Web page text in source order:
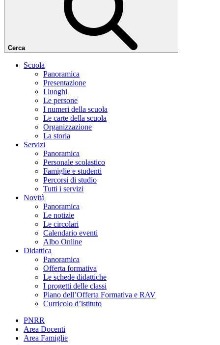
Cerca
Scuola
Panoramica
Presentazione
I luoghi
Le persone
I numeri della scuola
Le carte della scuola
Organizzazione
La storia
Servizi
Panoramica
Personale scolastico
Famiglie e studenti
Percorsi di studio
Tutti i servizi
Novità
Panoramica
Le notizie
Le circolari
Calendario eventi
Albo Online
Didattica
Panoramica
Offerta formativa
Le schede didattiche
I progetti delle classi
Piano dell’Offerta Formativa e RAV
Curricolo d’istituto
PNRR
Area Docenti
Area Famiglie